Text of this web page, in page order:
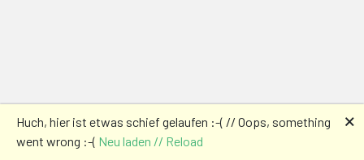
Huch, hier ist etwas schief gelaufen :-( // Oops, something
went wrong :-( Neu laden // Reload
🗙